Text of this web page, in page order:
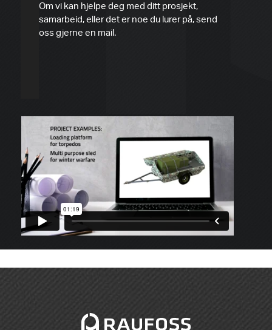
Om vi kan hjelpe deg med ditt prosjekt,
samarbeid, eller det er noe du lurer på, send
oss gjerne en mail.